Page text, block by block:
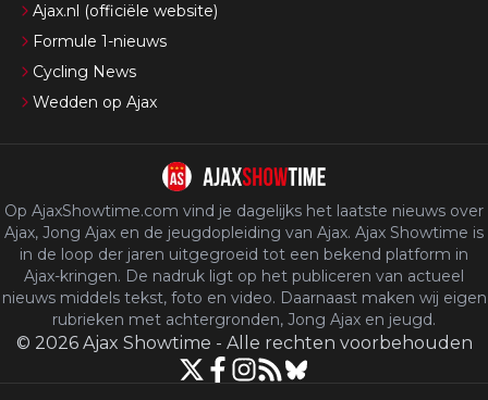
Ajax.nl (officiële website)
Formule 1-nieuws
Cycling News
Wedden op Ajax
Op AjaxShowtime.com vind je dagelijks het laatste nieuws over
Ajax, Jong Ajax en de jeugdopleiding van Ajax. Ajax Showtime is
in de loop der jaren uitgegroeid tot een bekend platform in
Ajax-kringen. De nadruk ligt op het publiceren van actueel
nieuws middels tekst, foto en video. Daarnaast maken wij eigen
rubrieken met achtergronden, Jong Ajax en jeugd.
© 2026 Ajax Showtime - Alle rechten voorbehouden